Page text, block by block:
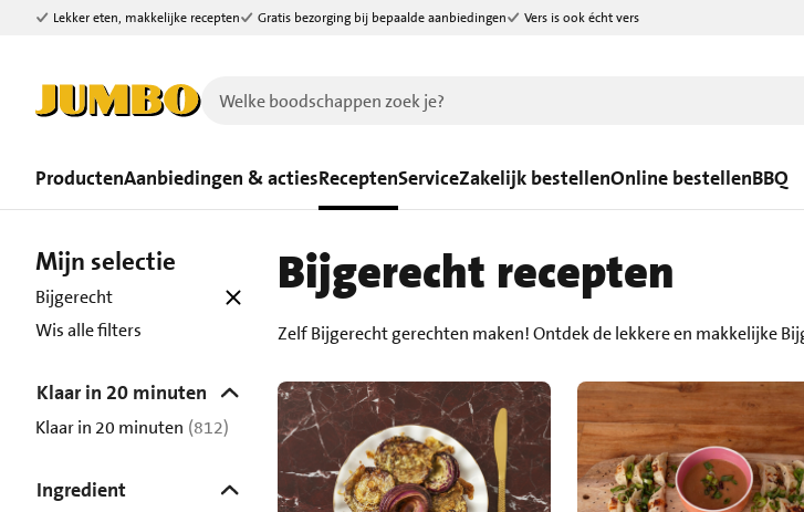
Ga naar zoeken
Ga naar hoofdinhoud
Lekker eten, makkelijke recepten Gratis bezorging bij bepaalde aanbiedingen Vers is ook écht vers
ProductenAanbiedingen & actiesReceptenServiceZakelijk bestellenOnline bestellenBBQ
Mijn selectie
Bijgerecht
Wis alle filters
Klaar in 20 minuten
Klaar in 20 minuten (812)
Ingredient
Bijgerecht recepten
Zelf Bijgerecht gerechten maken! Ontdek de lekkere en makkelijke